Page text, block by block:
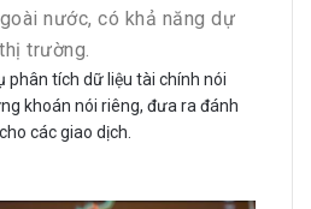
nước, có khả năng dự
trường.
phân tích dữ liệu tài chính nói
khoán nói riêng, đưa ra đánh
các giao dịch.